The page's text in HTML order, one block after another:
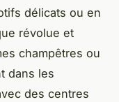
délicats ou en
révolue et
champêtres ou
dans les
des centres